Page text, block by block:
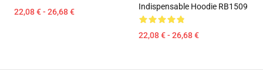
22,08 € - 26,68 €
Indispensable Hoodie RB1509
22,08 € - 26,68 €